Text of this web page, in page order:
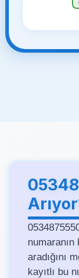
aradığını
kayıtlı bu